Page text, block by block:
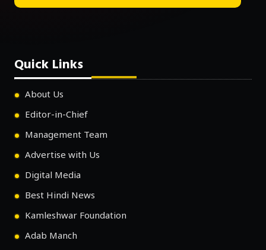
Quick Links
About Us
Editor-in-Chief
Management Team
Advertise with Us
Digital Media
Best Hindi News
Kamleshwar Foundation
Adab Manch